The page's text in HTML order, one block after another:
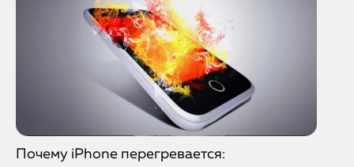
Почему iPhone перегревается: